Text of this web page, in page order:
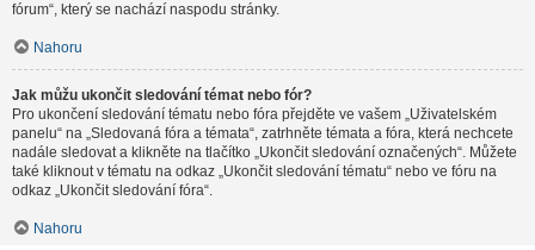
fórum“, který se nachází naspodu stránky.
Nahoru
Jak můžu ukončit sledování témat nebo fór?
Pro ukončení sledování tématu nebo fóra přejděte ve vašem „Uživatelském
panelu“ na „Sledovaná fóra a témata“, zatrhněte témata a fóra, která nechcete
nadále sledovat a klikněte na tlačítko „Ukončit sledování označených“. Můžete
také kliknout v tématu na odkaz „Ukončit sledování tématu“ nebo ve fóru na
odkaz „Ukončit sledování fóra“.
Nahoru